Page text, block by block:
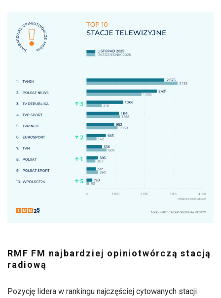
RMF FM najbardziej opiniotwórczą stacją
radiową
Pozycję lidera w rankingu najczęściej cytowanych stacji